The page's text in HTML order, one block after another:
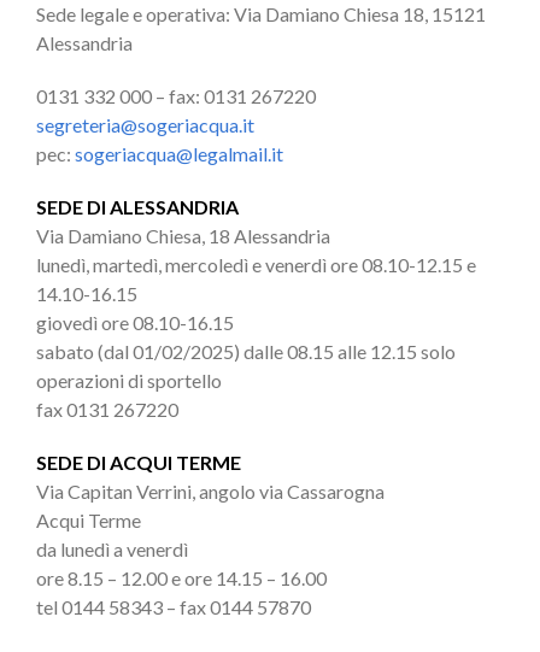
Sede legale e operativa: Via Damiano Chiesa 18, 15121
Alessandria
0131 332 000 – fax: 0131 267220
segreteria@sogeriacqua.it
pec: sogeriacqua@legalmail.it
SEDE DI ALESSANDRIA
Via Damiano Chiesa, 18 Alessandria
lunedì, martedì, mercoledì e venerdì ore 08.10-12.15 e
14.10-16.15
giovedì ore 08.10-16.15
sabato (dal 01/02/2025) dalle 08.15 alle 12.15 solo
operazioni di sportello
fax 0131 267220
SEDE DI ACQUI TERME
Via Capitan Verrini, angolo via Cassarogna
Acqui Terme
da lunedì a venerdì
ore 8.15 – 12.00 e ore 14.15 – 16.00
tel 0144 58343 – fax 0144 57870